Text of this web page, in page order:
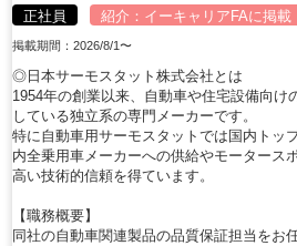
正社員 紹介： イーキャリアFAに掲載
掲載期間：2026/8/1〜
◎日本サーモスタット株式会社とは
1954年の創業以来、自動車や住宅設備向け
している独立系の専門メーカーです。
特に自動車用サーモスタットでは国内トッ
内全乗用車メーカーへの供給やモータース
高い技術的信頼を得ています。
【職務概要】
同社の自動車関連製品の品質保証担当をお